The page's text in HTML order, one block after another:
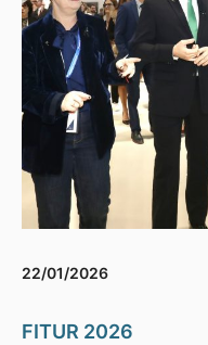
22/01/2026
FITUR 2026